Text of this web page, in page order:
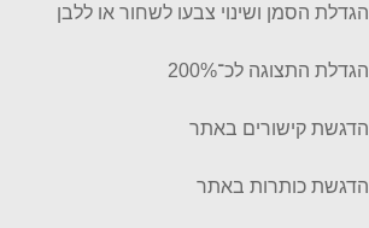
הגדלת הסמן ושינוי צבעו לשחור או ללבן
הגדלת התצוגה לכ־200%
הדגשת קישורים באתר
הדגשת כותרות באתר